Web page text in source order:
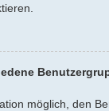
möglich, den